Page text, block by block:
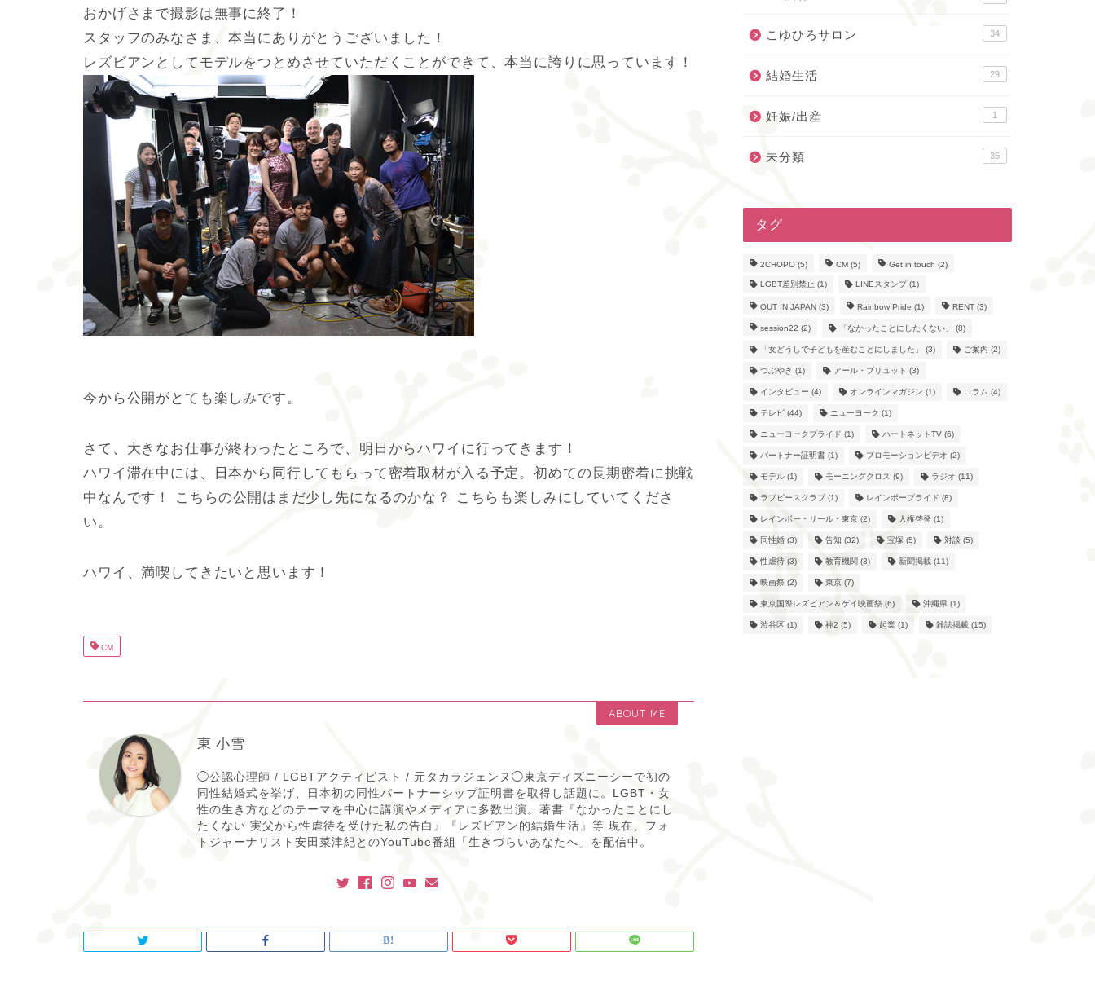
おかげさまで撮影は無事に終了！
スタッフのみなさま、本当にありがとうございました！
レズビアンとしてモデルをつとめさせていただくことができて、本当に誇りに思っています！
今から公開がとても楽しみです。
さて、大きなお仕事が終わったところで、明日からハワイに行ってきます！
ハワイ滞在中には、日本から同行してもらって密着取材が入る予定。初めての長期密着に挑戦
中なんです！ こちらの公開はまだ少し先になるのかな？ こちらも楽しみにしていてくださ
い。
ハワイ、満喫してきたいと思います！
CM
ABOUT ME
東 小雪
◯公認心理師 / LGBTアクティビスト / 元タカラジェンヌ◯東京ディズニーシーで初の
同性結婚式を挙げ、日本初の同性パートナーシップ証明書を取得し話題に。LGBT・女
性の生き方などのテーマを中心に講演やメディアに多数出演。著書『なかったことにし
たくない 実父から性虐待を受けた私の告白』『レズビアン的結婚生活』等 現在、フォ
トジャーナリスト安田菜津紀とのYouTube番組「生きづらいあなたへ」を配信中。
こゆひろサロン 34
結婚生活 29
妊娠/出産 1
未分類 35
タグ
2CHOPO(5) CM(5) Get in touch (2)
LGBT差別禁止 (1) LINEスタンプ(1)
OUT IN JAPAN(3) Rainbow Pride (1) RENT(3)
session22 (2) 「なかったことにしたくない」 (8)
「女どうしで子どもを産むことにしました」 (3) ご案内 (2)
つぶやき (1) アール・ブリュット (3)
インタビュー (4) オンラインマガジン (1) コラム (4)
テレビ(44) ニューヨーク (1)
ニューヨークプライド (1) ハートネットTV(6)
パートナー証明書(1) プロモーションビデオ (2)
モデル(1) モーニングクロス (9) ラジオ (11)
ラブピースクラブ(1) レインボープライド (8)
レインボー・リール・東京(2) 人権啓発(1)
同性婚(3) 告知 (32) 宝塚 (5) 対談 (5)
性虐待(3) 教育機関 (3) 新聞掲載(11)
映画祭(2) 東京(7)
東京国際レズビアン＆ゲイ映画祭(6) 沖縄県(1)
渋谷区(1) 神2 (5) 起業 (1) 雑誌掲載(15)